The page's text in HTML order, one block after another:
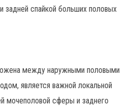
спайкой больших половых
между наружными половыми
является важной локальной
мочеполовой сферы и заднего